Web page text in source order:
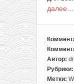
далее…
к
записи
Лето:
Автор:
Рубрики:
Метки: